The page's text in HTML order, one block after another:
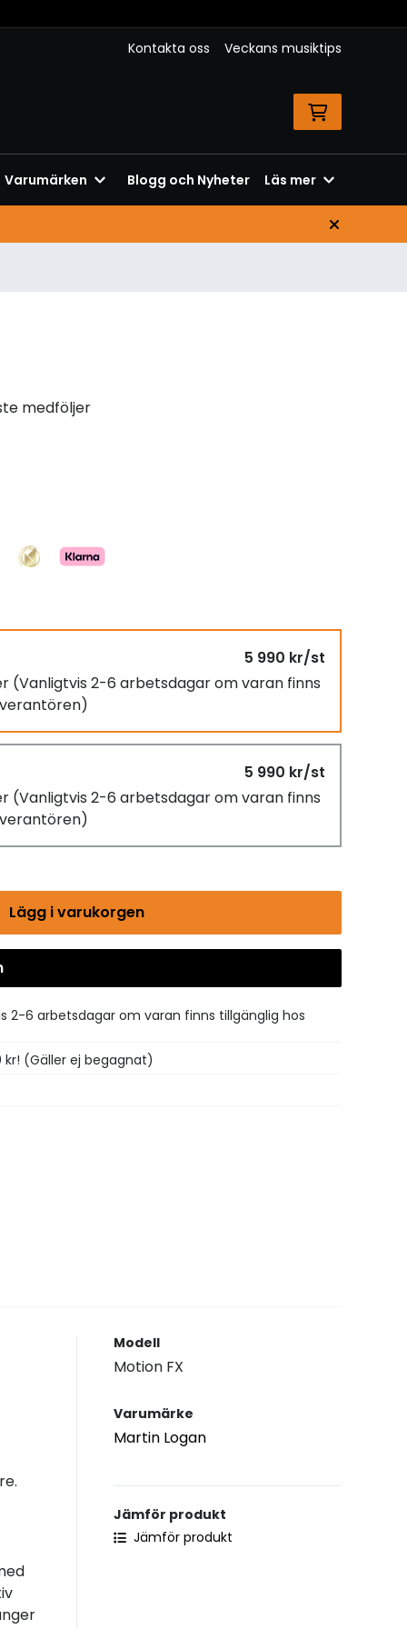
Kontakta oss Veckans musiktips
Varumärken Blogg och Nyheter Läs mer
medföljer
5 990 kr/st
(Vanligtvis 2-6 arbetsdagar om varan finns
5 990 kr/st
(Vanligtvis 2-6 arbetsdagar om varan finns
Lägg i varukorgen
2-6 arbetsdagar om varan finns tillgänglig hos
kr! (Gäller ej begagnat)
Modell
Motion FX
Varumärke
Martin Logan
Jämför produkt
Jämför produkt